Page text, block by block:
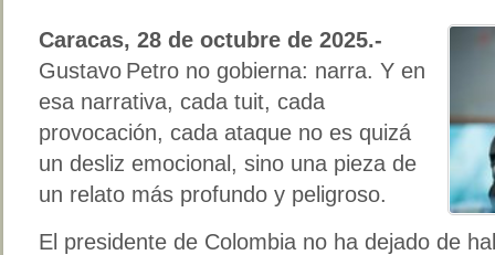
Caracas, 28 de octubre de 2025.-
Gustavo Petro no gobierna: narra. Y en
esa narrativa, cada tuit, cada
provocación, cada ataque no es quizá
un desliz emocional, sino una pieza de
un relato más profundo y peligroso.
El presidente de Colombia no ha dejado de